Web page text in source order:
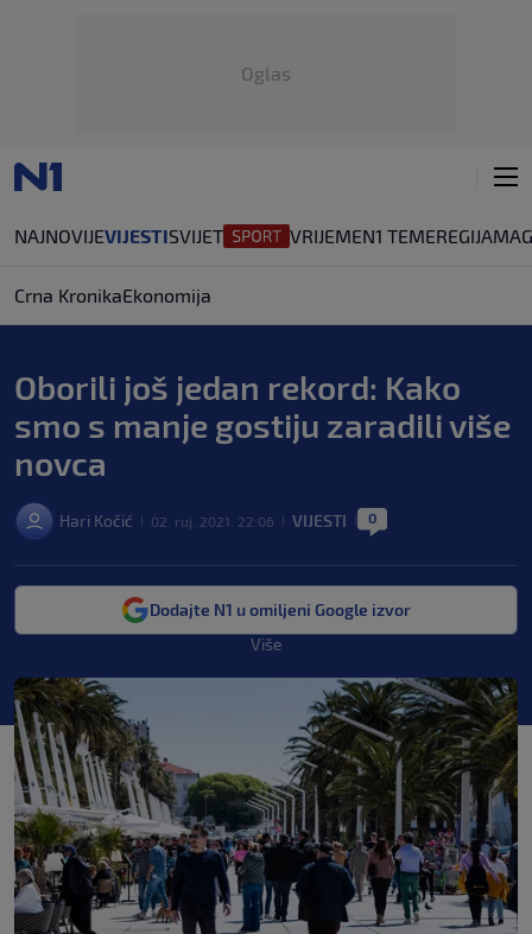
Oglas
NAJNOVIJEVIJESTISVIJET VRIJEMEN1 TEMEREGIJA
Crna KronikaEkonomija
Oborili još jedan rekord: Kako
smo s manje gostiju zaradili više
novca
Hari Kočić 02. ruj. 2021. 22:06 VIJESTI 0
Dodajte N1 u omiljeni Google izvor
Više